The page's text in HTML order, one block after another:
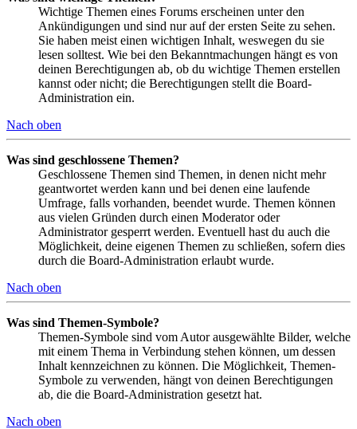
Wichtige Themen eines Forums erscheinen unter den
Ankündigungen und sind nur auf der ersten Seite zu sehen.
Sie haben meist einen wichtigen Inhalt, weswegen du sie
lesen solltest. Wie bei den Bekanntmachungen hängt es von
deinen Berechtigungen ab, ob du wichtige Themen erstellen
kannst oder nicht; die Berechtigungen stellt die Board-
Administration ein.
Nach oben
Was sind geschlossene Themen?
Geschlossene Themen sind Themen, in denen nicht mehr
geantwortet werden kann und bei denen eine laufende
Umfrage, falls vorhanden, beendet wurde. Themen können
aus vielen Gründen durch einen Moderator oder
Administrator gesperrt werden. Eventuell hast du auch die
Möglichkeit, deine eigenen Themen zu schließen, sofern dies
durch die Board-Administration erlaubt wurde.
Nach oben
Was sind Themen-Symbole?
Themen-Symbole sind vom Autor ausgewählte Bilder, welche
mit einem Thema in Verbindung stehen können, um dessen
Inhalt kennzeichnen zu können. Die Möglichkeit, Themen-
Symbole zu verwenden, hängt von deinen Berechtigungen
ab, die die Board-Administration gesetzt hat.
Nach oben